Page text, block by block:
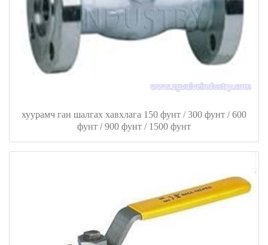
хуурамч ган шалгах хавхлага 150 фунт / 300 фунт / 600
фунт / 900 фунт / 1500 фунт